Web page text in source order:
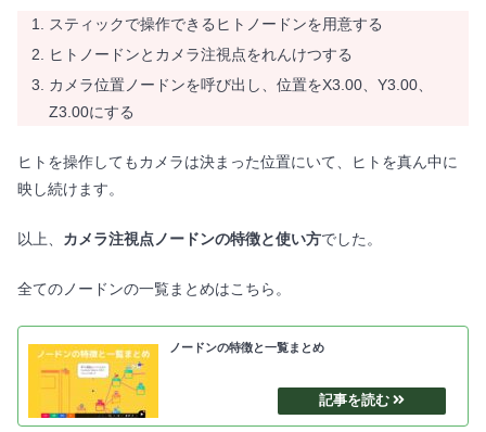
スティックで操作できるヒトノードンを用意する
ヒトノードンとカメラ注視点をれんけつする
カメラ位置ノードンを呼び出し、位置をX3.00、Y3.00、
Z3.00にする
ヒトを操作してもカメラは決まった位置にいて、ヒトを真ん中に
映し続けます。
以上、 カメラ注視点ノードンの特徴と使い方でした。
全てのノードンの一覧まとめはこちら。
ノードンの特徴と一覧まとめ